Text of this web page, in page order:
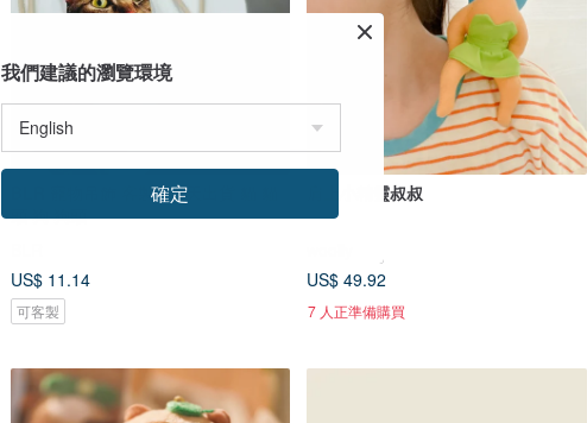
BLR 寵物吊飾 客製化 3天出貨 貓 貓
頭 狗 狗頭
US$ 11.14
可客製
肩上小精靈叔叔
US$ 49.92
7 人正準備購買
我們建議的瀏覽環境
確定